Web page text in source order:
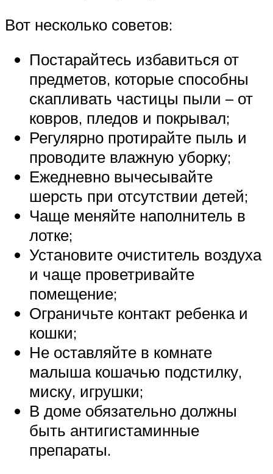
Вот несколько советов:
Постарайтесь избавиться от
предметов, которые способны
скапливать частицы пыли – от
ковров, пледов и покрывал;
Регулярно протирайте пыль и
проводите влажную уборку;
Ежедневно вычесывайте
шерсть при отсутствии детей;
Чаще меняйте наполнитель в
лотке;
Установите очиститель воздуха
и чаще проветривайте
помещение;
Ограничьте контакт ребенка и
кошки;
Не оставляйте в комнате
малыша кошачью подстилку,
миску, игрушки;
В доме обязательно должны
быть антигистаминные
препараты.